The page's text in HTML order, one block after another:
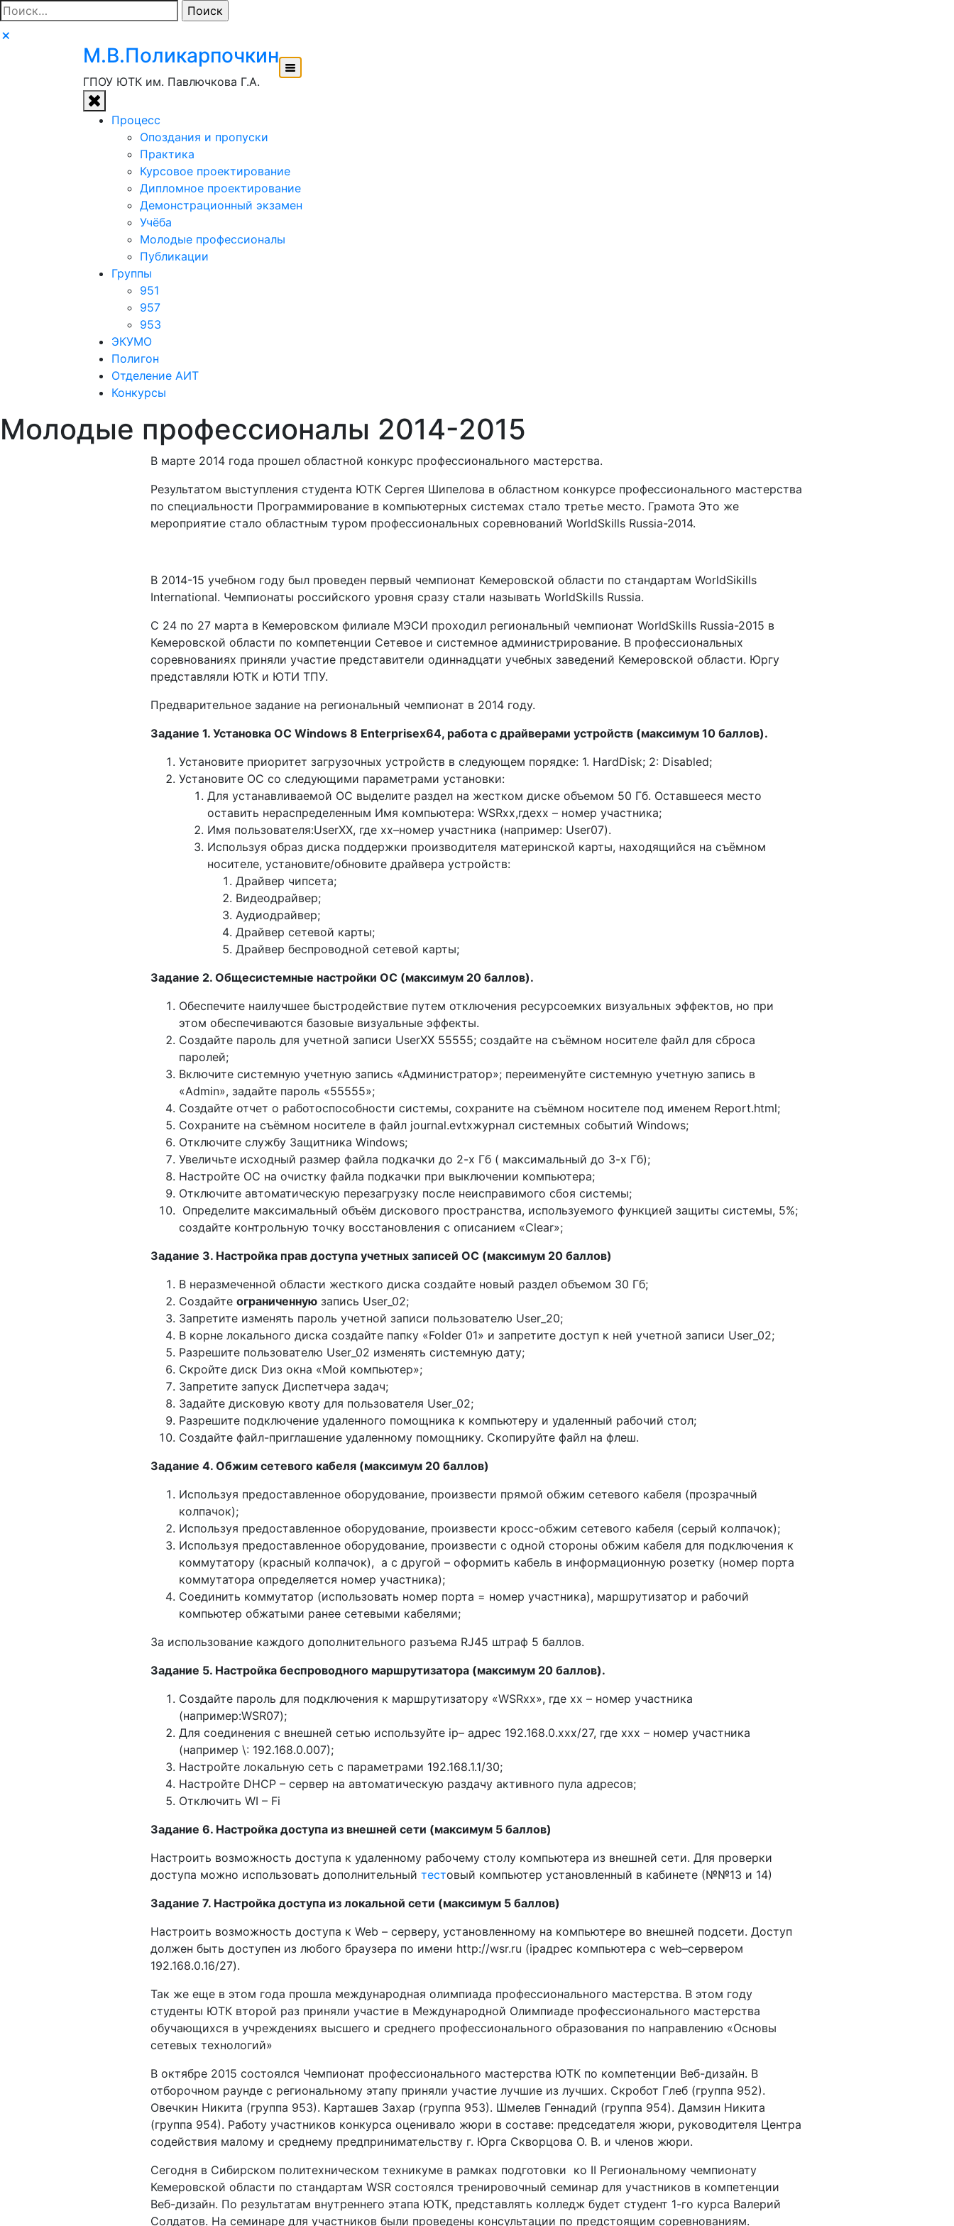
Перейти
к
содержимому
Найти:
М.В.Поликарпочкин
ГПОУ ЮТК им. Павлючкова Г.А.
Процесс
Опоздания и пропуски
Практика
Курсовое проектирование
Дипломное проектирование
Демонстрационный экзамен
Учёба
Молодые профессионалы
Публикации
Группы
951
957
953
ЭКУМО
Полигон
Отделение АИТ
Конкурсы
Молодые профессионалы 2014-2015
В марте 2014 года прошел областной конкурс профессионального мастерства.
Результатом выступления студента ЮТК Сергея Шипелова в областном конкурсе профессионального мастерства
по специальности Программирование в компьютерных системах стало третье место. Грамота Это же
мероприятие стало областным туром профессиональных соревнований WorldSkills Russia-2014.
В 2014-15 учебном году был проведен первый чемпионат Кемеровской области по стандартам WorldSikills
International. Чемпионаты российского уровня сразу стали называть WorldSkills Russia.
С 24 по 27 марта в Кемеровском филиале МЭСИ проходил региональный чемпионат WorldSkills Russia-2015 в
Кемеровской области по компетенции Сетевое и системное администрирование. В профессиональных
соревнованиях приняли участие представители одиннадцати учебных заведений Кемеровской области. Юргу
представляли ЮТК и ЮТИ ТПУ.
Предварительное задание на региональный чемпионат в 2014 году.
Задание 1. Установка ОС Windows 8 Enterprisex64, работа с драйверами устройств (максимум 10 баллов).
Установите приоритет загрузочных устройств в следующем порядке: 1. HardDisk; 2: Disabled;
Установите ОС со следующими параметрами установки:
Для устанавливаемой ОС выделите раздел на жестком диске объемом 50 Гб. Оставшееся место
оставить нераспределенным Имя компьютера: WSRxx,гдеxx – номер участника;
Имя пользователя:UserXX, где xx–номер участника (например: User07).
Используя образ диска поддержки производителя материнской карты, находящийся на съёмном
носителе, установите/обновите драйвера устройств:
Драйвер чипсета;
Видеодрайвер;
Аудиодрайвер;
Драйвер сетевой карты;
Драйвер беспроводной сетевой карты;
Задание 2. Общесистемные настройки ОС (максимум 20 баллов).
Обеспечите наилучшее быстродействие путем отключения ресурсоемких визуальных эффектов, но при
этом обеспечиваются базовые визуальные эффекты.
Создайте пароль для учетной запиcи UserXX 55555; создайте на съёмном носителе файл для сброса
паролей;
Включите системную учетную запись «Администратор»; переименуйте системную учетную запись в
«Admin», задайте пароль «55555»;
Создайте отчет о работоспособности системы, сохраните на съёмном носителе под именем Report.html;
Сохраните на съёмном носителе в файл journal.evtxжурнал системных событий Windows;
Отключите службу Защитника Windows;
Увеличьте исходный размер файла подкачки до 2-х Гб ( максимальный до 3-х Гб);
Настройте ОС на очистку файла подкачки при выключении компьютера;
Отключите автоматическую перезагрузку после неисправимого сбоя системы;
Определите максимальный объём дискового пространства, используемого функцией защиты системы, 5%;
создайте контрольную точку восстановления с описанием «Clear»;
Задание 3. Настройка прав доступа учетных записей ОС (максимум 20 баллов)
В неразмеченной области жесткого диска создайте новый раздел объемом 30 Гб;
Создайте ограниченную запись User_02;
Запретите изменять пароль учетной записи пользователю User_20;
В корне локального диска создайте папку «Folder 01» и запретите доступ к ней учетной записи User_02;
Разрешите пользователю User_02 изменять системную дату;
Скройте диск Dиз окна «Мой компьютер»;
Запретите запуск Диспетчера задач;
Задайте дисковую квоту для пользователя User_02;
Разрешите подключение удаленного помощника к компьютеру и удаленный рабочий стол;
Создайте файл-приглашение удаленному помощнику. Скопируйте файл на флеш.
Задание 4. Обжим сетевого кабеля (максимум 20 баллов)
Используя предоставленное оборудование, произвести прямой обжим сетевого кабеля (прозрачный
колпачок);
Используя предоставленное оборудование, произвести кросс-обжим сетевого кабеля (серый колпачок);
Используя предоставленное оборудование, произвести с одной стороны обжим кабеля для подключения к
коммутатору (красный колпачок), а с другой – оформить кабель в информационную розетку (номер порта
коммутатора определяется номер участника);
Соединить коммутатор (использовать номер порта = номер участника), маршрутизатор и рабочий
компьютер обжатыми ранее сетевыми кабелями;
За использование каждого дополнительного разъема RJ45 штраф 5 баллов.
Задание 5. Настройка беспроводного маршрутизатора (максимум 20 баллов).
Создайте пароль для подключения к маршрутизатору «WSRxx», где xx – номер участника
(например:WSR07);
Для соединения с внешней сетью используйте ip– адрес 192.168.0.xxx/27, где xxx – номер участника
(например \: 192.168.0.007);
Настройте локальную сеть с параметрами 192.168.1.1/30;
Настройте DHCP – сервер на автоматическую раздачу активного пула адресов;
Отключить WI – Fi
Задание 6. Настройка доступа из внешней сети (максимум 5 баллов)
Настроить возможность доступа к удаленному рабочему столу компьютера из внешней сети. Для проверки
доступа можно использовать дополнительный тестовый компьютер установленный в кабинете (№№13 и 14)
Задание 7. Настройка доступа из локальной сети (максимум 5 баллов)
Настроить возможность доступа к Web – серверу, установленному на компьютере во внешней подсети. Доступ
должен быть доступен из любого браузера по имени http://wsr.ru (ipадрес компьютера с web–сервером
192.168.0.16/27).
Так же еще в этом года прошла международная олимпиада профессионального мастерства. В этом году
студенты ЮТК второй раз приняли участие в Международной Олимпиаде профессионального мастерства
обучающихся в учреждениях высшего и среднего профессионального образования по направлению «Основы
сетевых технологий»
В октябре 2015 состоялся Чемпионат профессионального мастерства ЮТК по компетенции Веб-дизайн. В
отборочном раунде с региональному этапу приняли участие лучшие из лучших. Скробот Глеб (группа 952).
Овечкин Никита (группа 953). Карташев Захар (группа 953). Шмелев Геннадий (группа 954). Дамзин Никита
(группа 954). Работу участников конкурса оценивало жюри в составе: председателя жюри, руководителя Центра
содействия малому и среднему предпринимательству г. Юрга Скворцова О. В. и членов жюри.
Сегодня в Сибирском политехническом техникуме в рамках подготовки ко II Региональному чемпионату
Кемеровской области по стандартам WSR состоялся тренировочный семинар для участников в компетенции
Веб-дизайн. По результатам внутреннего этапа ЮТК, представлять колледж будет студент 1-го курса Валерий
Солдатов. На семинаре для участников были проведены консультации по предстоящим соревнованиям.